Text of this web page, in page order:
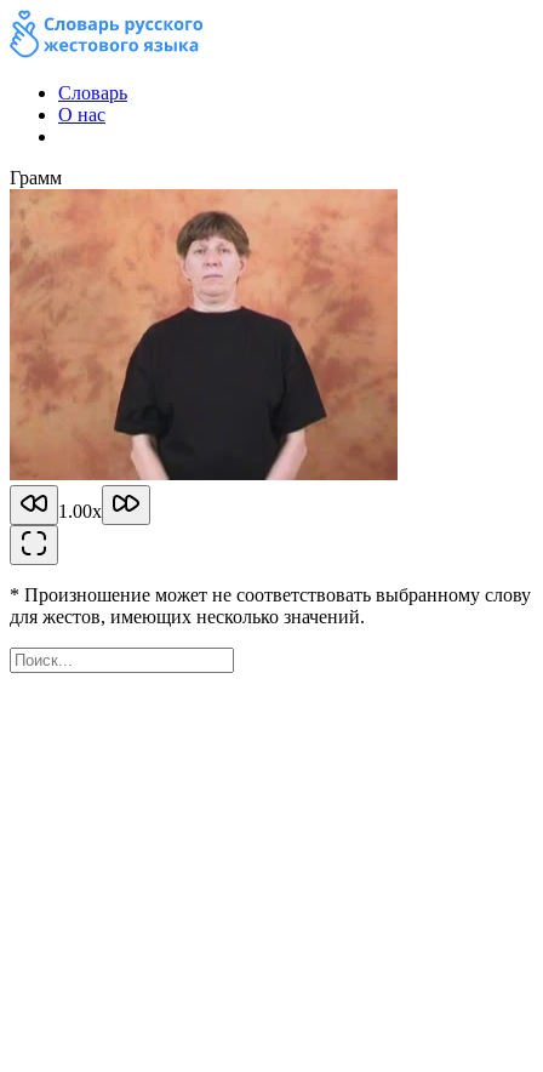
Словарь
О нас
Грамм
1.00x
* Произношение может не соответствовать выбранному слову
для жестов, имеющих несколько значений.